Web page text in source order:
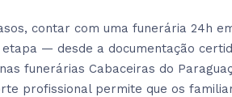
contar com uma funerária 24h
— desde a documentação
funerárias Cabaceiras do
profissional permite que os